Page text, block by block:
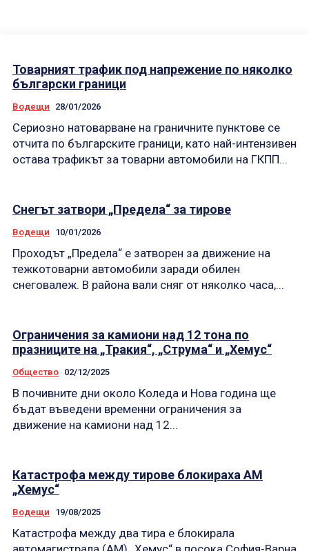
Товарният трафик под напрежение по няколко
български граници
Водещи 28/01/2026
Сериозно натоварване на граничните пунктове се
отчита по българските граници, като най-интензивен
остава трафикът за товарни автомобили на ГКПП...
Снегът затвори „Предела“ за тирове
Водещи 10/01/2026
Проходът „Предела“ е затворен за движение на
тежкотоварни автомобили заради обилен
снеговалеж. В района вали сняг от няколко часа,...
Ограничения за камиони над 12 тона по
празниците на „Тракия“, „Струма“ и „Хемус“
Общество 02/12/2025
В почивните дни около Коледа и Нова година ще
бъдат въведени временни ограничения за
движение на камиони над 12...
Катастрофа между тирове блокираха АМ
„Хемус“
Водещи 19/08/2025
Катастрофа между два тира е блокирала